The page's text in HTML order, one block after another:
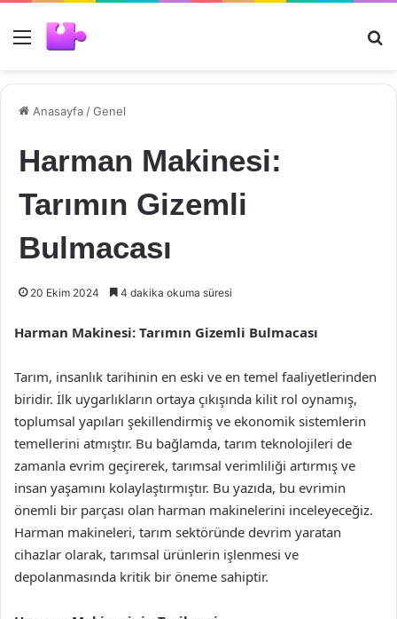
Menü
Anasayfa /Genel
Harman Makinesi:
Tarımın Gizemli
Bulmacası
20 Ekim 2024 4 dakika okuma süresi
Harman Makinesi: Tarımın Gizemli Bulmacası
Tarım, insanlık tarihinin en eski ve en temel faaliyetlerinden
biridir. İlk uygarlıkların ortaya çıkışında kilit rol oynamış,
toplumsal yapıları şekillendirmiş ve ekonomik sistemlerin
temellerini atmıştır. Bu bağlamda, tarım teknolojileri de
zamanla evrim geçirerek, tarımsal verimliliği artırmış ve
insan yaşamını kolaylaştırmıştır. Bu yazıda, bu evrimin
önemli bir parçası olan harman makinelerini inceleyeceğiz.
Harman makineleri, tarım sektöründe devrim yaratan
cihazlar olarak, tarımsal ürünlerin işlenmesi ve
depolanmasında kritik bir öneme sahiptir.